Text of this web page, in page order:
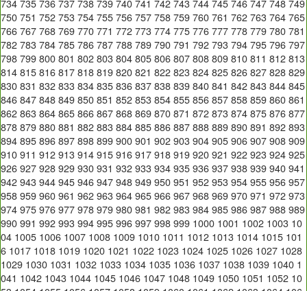
734 735 736 737 738 739 740 741 742 743 744 745 746 747 748 749
750 751 752 753 754 755 756 757 758 759 760 761 762 763 764 765
766 767 768 769 770 771 772 773 774 775 776 777 778 779 780 781
782 783 784 785 786 787 788 789 790 791 792 793 794 795 796 797
798 799 800 801 802 803 804 805 806 807 808 809 810 811 812 813
814 815 816 817 818 819 820 821 822 823 824 825 826 827 828 829
830 831 832 833 834 835 836 837 838 839 840 841 842 843 844 845
846 847 848 849 850 851 852 853 854 855 856 857 858 859 860 861
862 863 864 865 866 867 868 869 870 871 872 873 874 875 876 877
878 879 880 881 882 883 884 885 886 887 888 889 890 891 892 893
894 895 896 897 898 899 900 901 902 903 904 905 906 907 908 909
910 911 912 913 914 915 916 917 918 919 920 921 922 923 924 925
926 927 928 929 930 931 932 933 934 935 936 937 938 939 940 941
942 943 944 945 946 947 948 949 950 951 952 953 954 955 956 957
958 959 960 961 962 963 964 965 966 967 968 969 970 971 972 973
974 975 976 977 978 979 980 981 982 983 984 985 986 987 988 989
990 991 992 993 994 995 996 997 998 999 1000 1001 1002 1003 10
04 1005 1006 1007 1008 1009 1010 1011 1012 1013 1014 1015 101
6 1017 1018 1019 1020 1021 1022 1023 1024 1025 1026 1027 1028
1029 1030 1031 1032 1033 1034 1035 1036 1037 1038 1039 1040 1
041 1042 1043 1044 1045 1046 1047 1048 1049 1050 1051 1052 10